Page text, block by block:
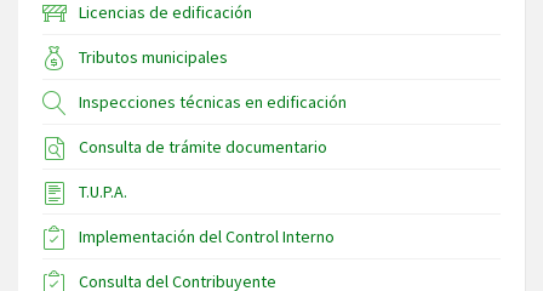
Licencias de edificación
Tributos municipales
Inspecciones técnicas en edificación
Consulta de trámite documentario
T.U.P.A.
Implementación del Control Interno
Consulta del Contribuyente